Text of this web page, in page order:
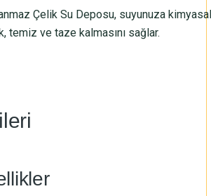
Çelik Su Deposu, suyunuza
temiz ve taze kalmasını sağlar.